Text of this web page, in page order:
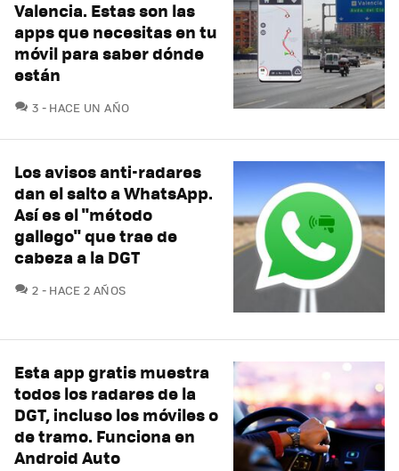
Valencia. Estas son las
apps que necesitas en tu
móvil para saber dónde
están
3 COMENTARIOS
HACE UN AÑO
Los avisos anti-radares
dan el salto a WhatsApp.
Así es el "método
gallego" que trae de
cabeza a la DGT
2 COMENTARIOS
HACE 2 AÑOS
Esta app gratis muestra
todos los radares de la
DGT, incluso los móviles o
de tramo. Funciona en
Android Auto